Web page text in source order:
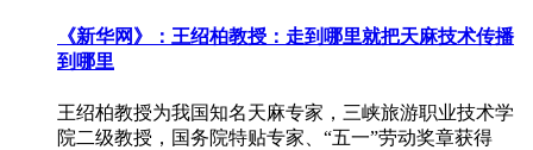
《新华网》：王绍柏教授：走到哪里就把天麻技术传播
到哪里
王绍柏教授为我国知名天麻专家，三峡旅游职业技术学
院二级教授，国务院特贴专家、“五一”劳动奖章获得